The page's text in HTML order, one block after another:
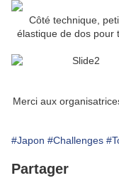
Côté technique,
élastique de dos pour
Merci aux
#Japon #Challenges
Partager